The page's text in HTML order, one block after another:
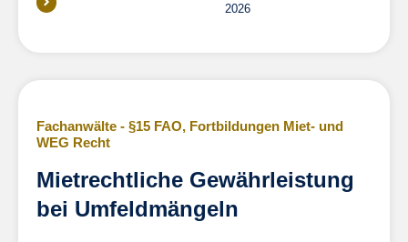
2026
Fachanwälte - §15 FAO, Fortbildungen Miet- und
WEG Recht
Mietrechtliche Gewährleistung
bei Umfeldmängeln